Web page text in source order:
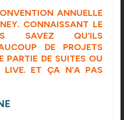
ANNUELLE
CONNAISSANT LE
SAVEZ QU’ILS
DE PROJETS
PARTIE DE SUITES OU
LIVE. ET ÇA N’A PAS